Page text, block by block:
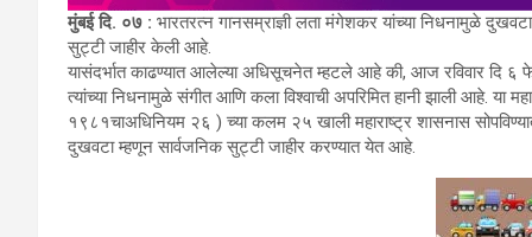
मुंबई दि. ०७ : भारतरत्न गानसम्राज्ञी लता मंगेशकर यांच्या निधनामुळे
सुट्टी जाहीर केली आहे.
यासंदर्भात काढण्यात आलेल्या अधिसूचनेत म्हटले आहे की, आज रविवार दि
त्यांच्या निधनामुळे संगीत आणि कला विश्वाची अपरिमित हानी झाली आहे.
१९८१चाअधिनियम २६ ) च्या कलम २५ खाली महाराष्ट्र शासनास
दुखवटा म्हणून सार्वजनिक सुट्टी जाहीर करण्यात येत आहे.